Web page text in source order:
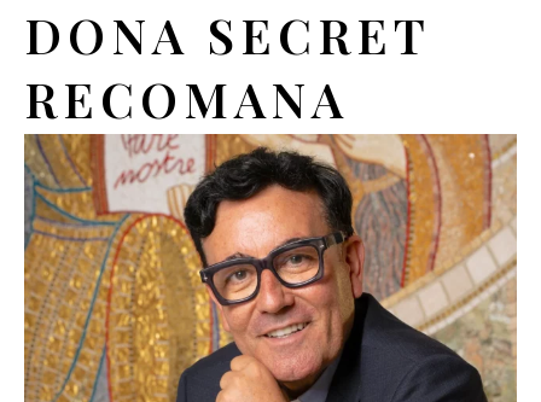
DONA SECRET
RECOMANA